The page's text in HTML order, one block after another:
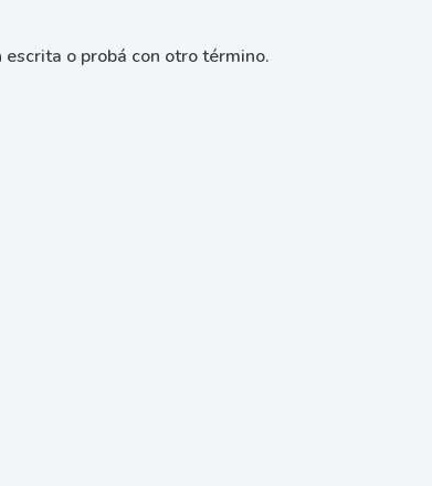
o probá con otro término.